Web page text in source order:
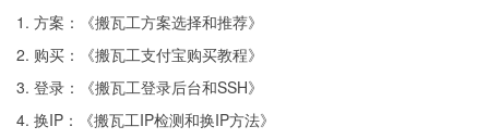
1. 方案：《搬瓦工方案选择和推荐》
2. 购买：《搬瓦工支付宝购买教程》
3. 登录：《搬瓦工登录后台和SSH》
4. 换IP：《搬瓦工IP检测和换IP方法》